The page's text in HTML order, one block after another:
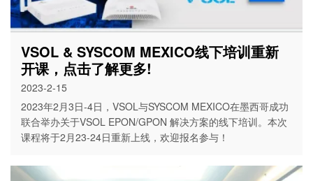
VSOL & SYSCOM MEXICO线下培训重新
开课，点击了解更多!
2023-2-15
2023年2月3日-4日，VSOL与SYSCOM MEXICO在墨西哥成功
联合举办关于VSOL EPON/GPON 解决方案的线下培训。本次
课程将于2月23-24日重新上线，欢迎报名参与！